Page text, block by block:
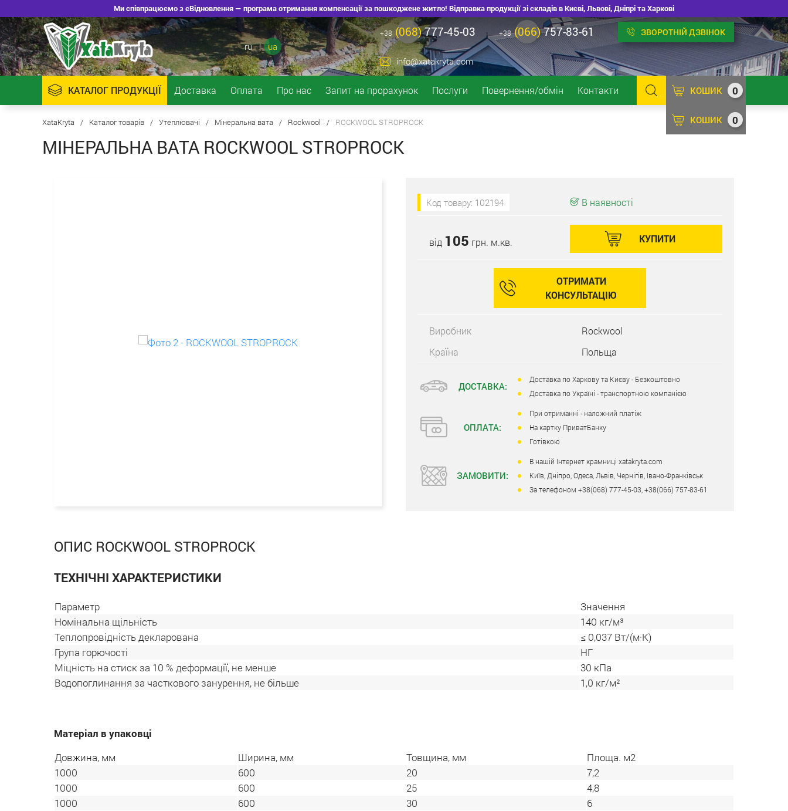
Ми співпрацюємо з єВідновлення — програма отримання компенсації за пошкоджене житло! Відправка продукції зі складів в Києві, Львові, Дніпрі та Харкові
ru | ua
+38 (068)777-45-03 +38 (066)757-83-61 ЗВОРОТНІЙ ДЗВІНОК
info@xatakryta.com
КАТАЛОГ ПРОДУКЦІЇ Доставка Оплата Про нас Запит на прорахунок Послуги Повернення/обмін Контакти 0
КОШИК
0
КОШИК
XataKryta / Каталог товарів / Утеплювачі / Мінеральна вата / Rockwool / ROCKWOOL STROPROCK
МІНЕРАЛЬНА ВАТА ROCKWOOL STROPROCK
Код товару: 102194 В наявності
від 105 грн. м.кв. КУПИТИ
ОТРИМАТИ
КОНСУЛЬТАЦІЮ
Виробник
Rockwool
Країна
Польща
ДОСТАВКА:
Доставка по Харкову та Києву - Безкоштовно
Доставка по Україні - транспортною компанією
ОПЛАТА:
При отриманні - наложний платіж
На картку ПриватБанку
Готівкою
ЗАМОВИТИ:
В нашій Інтернет крамниці xatakryta.com
Київ, Дніпро, Одеса, Львів, Чернігів, Івано-Франківськ
За телефоном +38(068) 777-45-03, +38(066) 757-83-61
ОПИС ROCKWOOL STROPROCK
ТЕХНІЧНІ ХАРАКТЕРИСТИКИ
Параметр
Значення
Номінальна щільність
140 кг/м³
Теплопровідність декларована
≤ 0,037 Вт/(м·К)
Група горючості
НГ
Міцність на стиск за 10 % деформації, не менше
30 кПа
Водопоглинання за часткового занурення, не більше
1,0 кг/м²
Матеріал в упаковці
Довжина, мм
Ширина, мм Товщина, мм
Площа. м2
1000
600 20
7,2
1000
600 25
4,8
1000
600 30
6